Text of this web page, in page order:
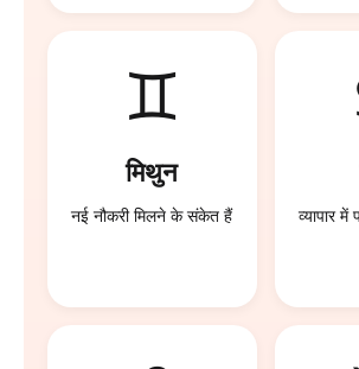
♊
मिथुन
नई नौकरी मिलने के संकेत हैं व्यापार में